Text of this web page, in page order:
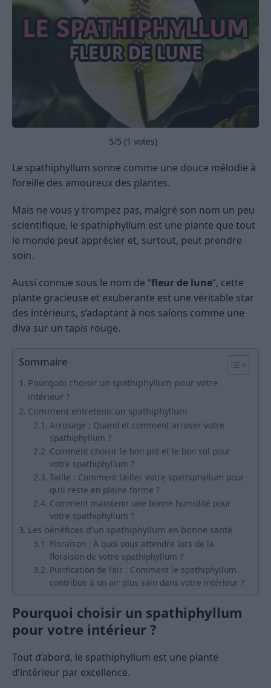
5/5 (1 votes)
Le spathiphyllum sonne comme une douce mélodie à
l’oreille des amoureux des plantes.
Mais ne vous y trompez pas, malgré son nom un peu
scientifique, le spathiphyllum est une plante que tout
le monde peut apprécier et, surtout, peut prendre
soin.
Aussi connue sous le nom de “fleur de lune“, cette
plante gracieuse et exubérante est une véritable star
des intérieurs, s’adaptant à nos salons comme une
diva sur un tapis rouge.
Sommaire
Pourquoi choisir un spathiphyllum pour votre
intérieur ?
Comment entretenir un spathiphyllum
Arrosage : Quand et comment arroser votre
spathiphyllum ?
Comment choisir le bon pot et le bon sol pour
votre spathiphyllum ?
Taille : Comment tailler votre spathiphyllum pour
qu’il reste en pleine forme ?
Comment maintenir une bonne humidité pour
votre spathiphyllum ?
Les bénéfices d’un spathiphyllum en bonne santé
Floraison : À quoi vous attendre lors de la
floraison de votre spathiphyllum ?
Purification de l’air : Comment le spathiphyllum
contribue à un air plus sain dans votre intérieur ?
Pourquoi choisir un spathiphyllum
pour votre intérieur ?
Tout d’abord, le spathiphyllum est une plante
d’intérieur par excellence.